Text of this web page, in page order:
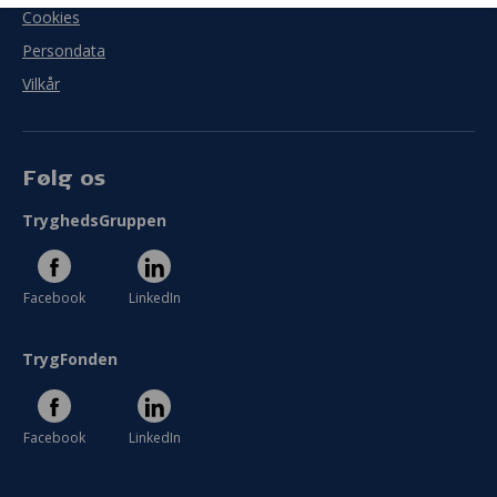
Cookies
Persondata
Vilkår
Følg os
TryghedsGruppen
Facebook LinkedIn
TrygFonden
Facebook LinkedIn